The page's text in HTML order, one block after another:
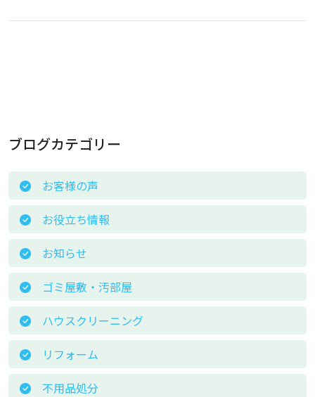
ブログカテゴリー
お客様の声
お役立ち情報
お知らせ
ゴミ屋敷・汚部屋
ハウスクリーニング
リフォーム
不用品処分